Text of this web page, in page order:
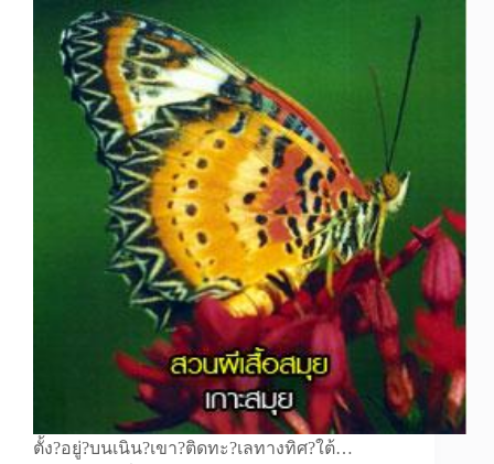
ตั้ง?อยู่?บนเนิน?เขา?ติดทะ?เลทางทิศ?ใต้…